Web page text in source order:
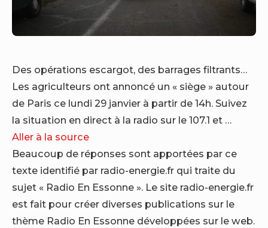
Des opérations escargot, des barrages filtrants…
Les agriculteurs ont annoncé un « siège » autour
de Paris ce lundi 29 janvier à partir de 14h. Suivez
la situation en direct à la radio sur le 107.1 et …
Aller à la source
Beaucoup de réponses sont apportées par ce
texte identifié par radio-energie.fr qui traite du
sujet « Radio En Essonne ». Le site radio-energie.fr
est fait pour créer diverses publications sur le
thème Radio En Essonne développées sur le web.